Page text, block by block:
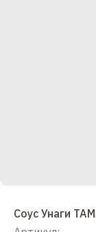
Соус Унаги